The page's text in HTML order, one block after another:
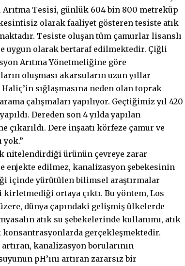
Tesisi, günlük 604 bin 800 metreküp
olarak faaliyet gösteren tesiste atık
Tesiste oluşan tüm çamurlar lisanslı
uygun olarak bertaraf edilmektedir. Çiğli
Arıtma Yönetmeliğine göre
oluşması akarsuların uzun yıllar
sığlaşmasına neden olan toprak
çalışmaları yapılıyor. Geçtiğimiz yıl 420
Dereden son 4 yılda yapılan
Dere inşaatı körfeze çamur ve
nitelendirdiği ürünün çevreye zarar
edilmez, kanalizasyon şebekesinin
içinde yürütülen bilimsel araştırmalar
ortaya çıktı. Bu yöntem, Los
dünya çapındaki gelişmiş ülkelerde
atık su şebekelerinde kullanımı, atık
konsantrasyonlarda gerçekleşmektedir.
kanalizasyon borularının
pH’ını artıran zararsız bir